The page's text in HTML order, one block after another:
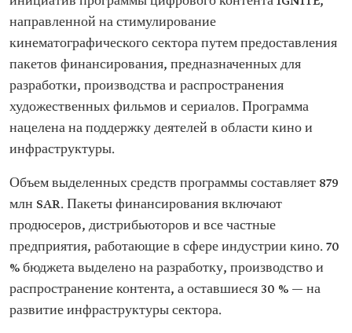
направленной на стимулирование
кинематографического сектора путем предоставления
пакетов финансирования, предназначенных для
разработки, производства и распространения
художественных фильмов и сериалов. Программа
нацелена на поддержку деятелей в области кино и
инфраструктуры.
Объем выделенных средств программы составляет 879
млн SAR. Пакеты финансирования включают
продюсеров, дистрибьюторов и все частные
предприятия, работающие в сфере индустрии кино. 70
% бюджета выделено на разработку, производство и
распространение контента, а оставшиеся 30 % — на
развитие инфраструктуры сектора.